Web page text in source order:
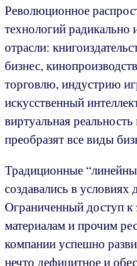
Революционное
технологий радикально
отрасли:
бизнес,
торговлю, индустрию
искусственный
виртуальная
преобразят все виды
Традиционные
создавались в условиях
Ограниченный доступ
материалам и прочим
компании успешно
нечто дефицитное и